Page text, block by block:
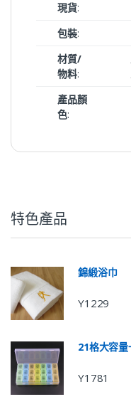
現貨:
包裝:
材質/
物料:
產品顏
色:
特色產品
錦緞浴巾
Y1229
21格大容
Y1781